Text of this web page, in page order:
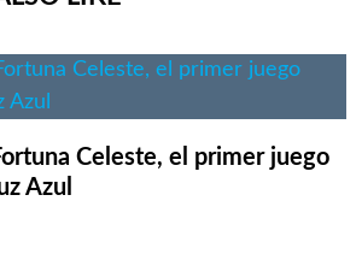
Celeste, el primer juego
Azul